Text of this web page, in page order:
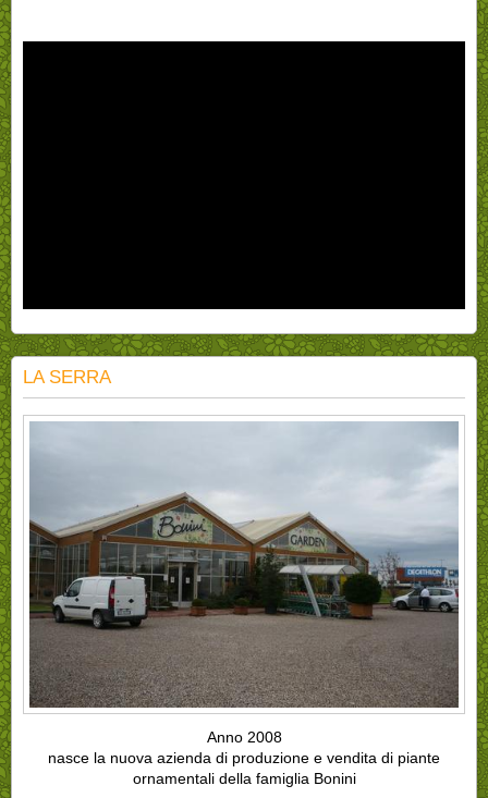
LA SERRA
Anno 2008
nasce la nuova azienda di produzione e vendita di piante
ornamentali della famiglia Bonini